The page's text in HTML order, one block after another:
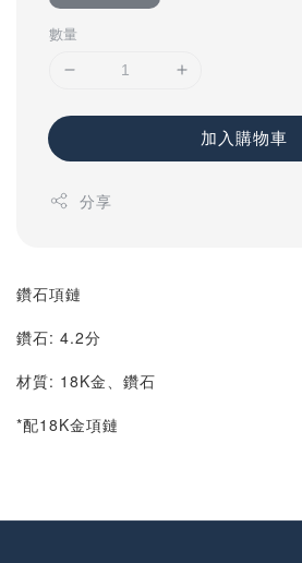
數量
加入購物車
分享
鑽石項鏈
鑽石: 4.2分
材質: 18K金、鑽石
*配18K金項鏈